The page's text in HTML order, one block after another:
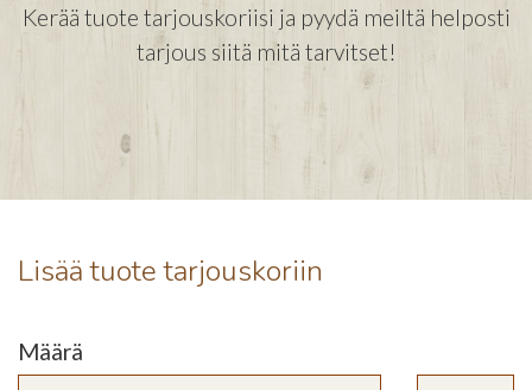
Kerää tuote tarjouskoriisi ja pyydä meiltä helposti
tarjous siitä mitä tarvitset!
Lisää tuote tarjouskoriin
Määrä